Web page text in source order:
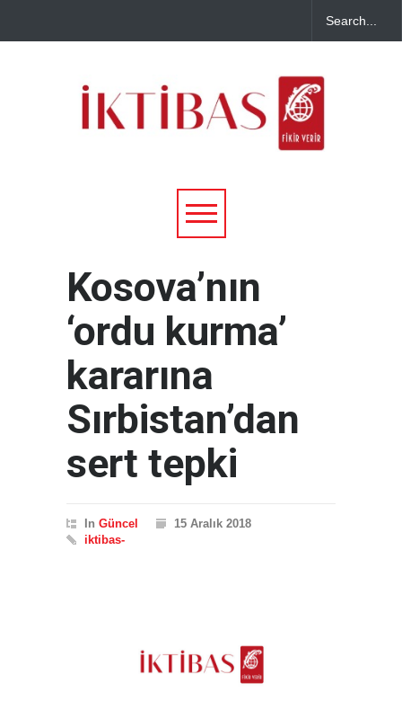
Kosova’nın
‘ordu kurma’
kararına
Sırbistan’dan
sert tepki
In Güncel
15 Aralık 2018
iktibas-